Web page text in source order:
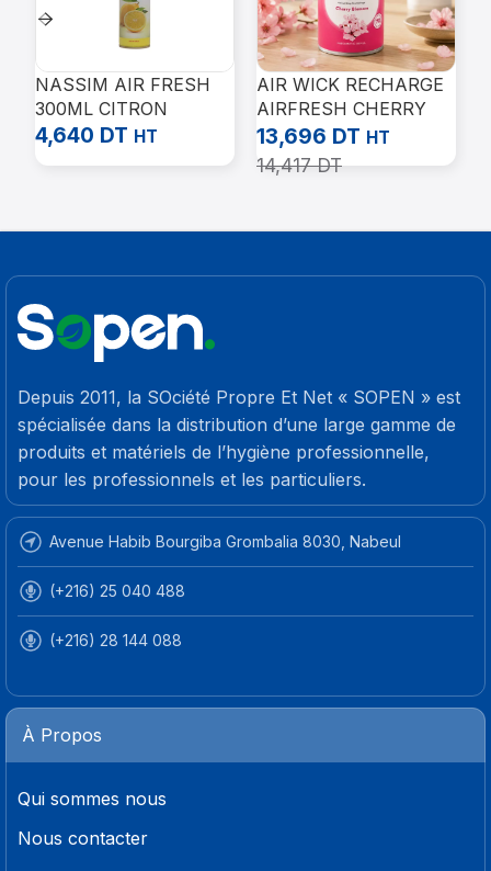
NASSIM AIR FRESH
300ML CITRON
4,640 DT HT
AIR WICK RECHARGE
AIRFRESH CHERRY
BLOSSOM 250ML
13,696 DT HT
14,417DT
Depuis 2011, la SOciété Propre Et Net « SOPEN » est
spécialisée dans la distribution d’une large gamme de
produits et matériels de l’hygiène professionnelle,
pour les professionnels et les particuliers.
Avenue Habib Bourgiba Grombalia 8030, Nabeul
(+216) 25 040 488
(+216) 28 144 088
À Propos
Qui sommes nous
Nous contacter